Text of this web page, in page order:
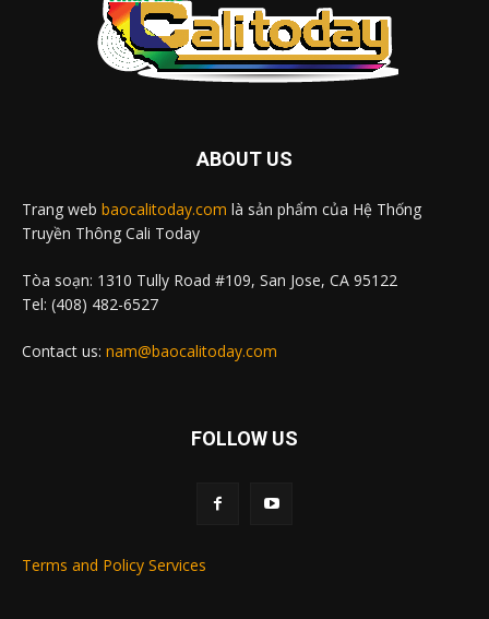
ABOUT US
Trang web baocalitoday.com là sản phẩm của Hệ Thống
Truyền Thông Cali Today
Tòa soạn: 1310 Tully Road #109, San Jose, CA 95122
Tel: (408) 482-6527
Contact us: nam@baocalitoday.com
FOLLOW US
Terms and Policy Services